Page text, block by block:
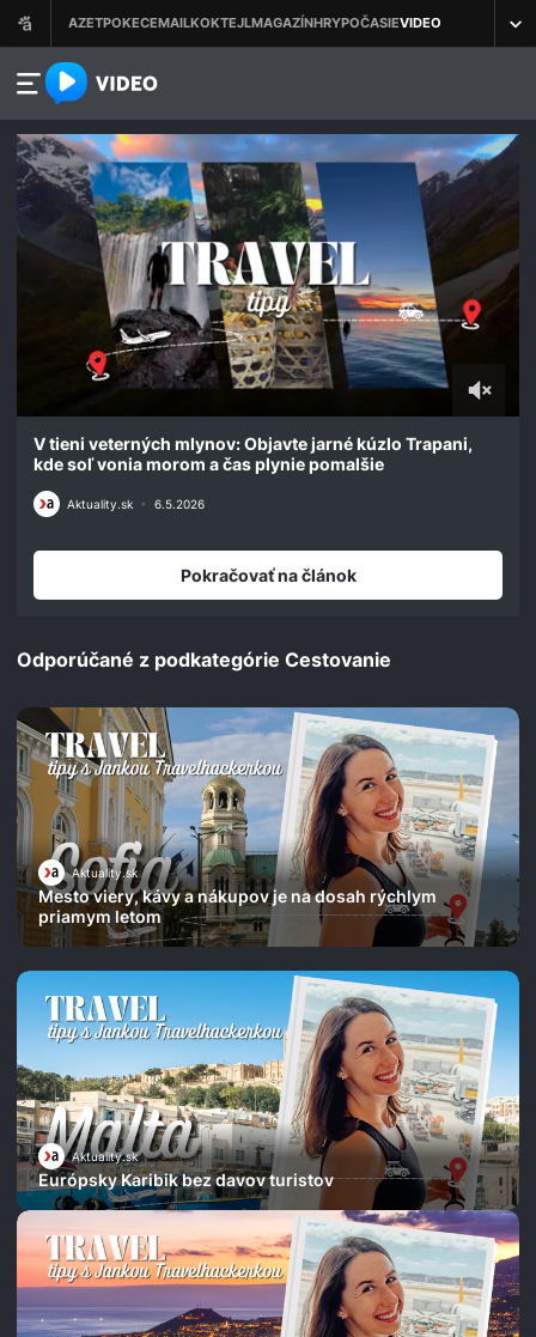
azet.video.sk
seconds
minute,
V tieni veterných mlynov: Objavte jarné kúzlo Trapani,
kde soľ vonia morom a čas plynie pomalšie
Aktuality.sk • 6.5.2026
Pokračovať na článok
Odporúčané z podkategórie Cestovanie
Aktuality.sk
Mesto viery, kávy a nákupov je na dosah rýchlym
priamym letom
Aktuality.sk
Európsky Karibik bez davov turistov